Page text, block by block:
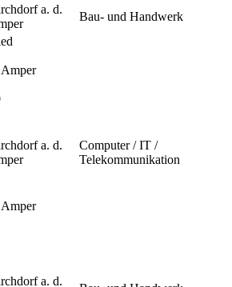
a. d.
Bau- und Handwerk
a. d.
Computer / IT /
Telekommunikation
a. d.